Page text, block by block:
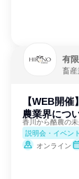
有
畜産
【WEB開
農業界につ
香川から酪農の
説明会・イベント
オンライン